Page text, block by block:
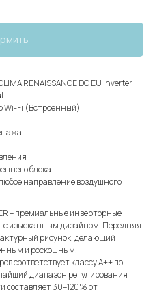
RENAISSANCE DC EU Inverter
Wi-Fi (Встроенный)
блока
направление воздушного
– премиальные инверторные
с изысканным дизайном. Передняя
рисунок, делающий
и роскошным.
соответствует классу А++ по
диапазон регулирования
составляет 30–120% от